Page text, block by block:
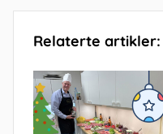
Relaterte artikler: